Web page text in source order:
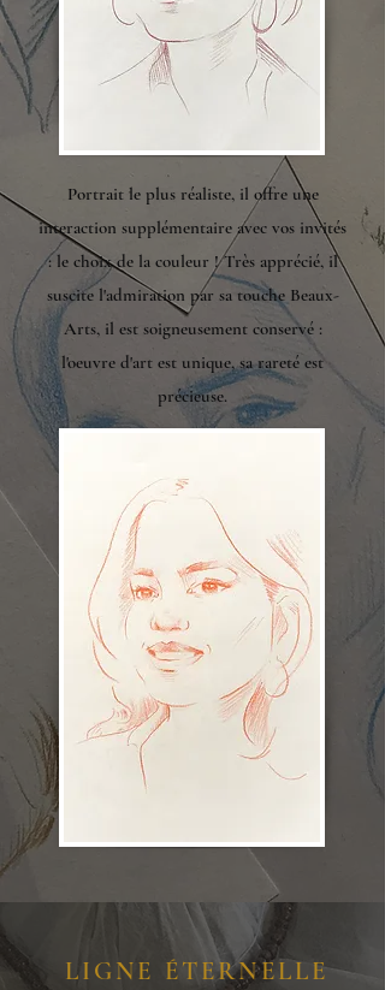
Portrait le plus réaliste, il offre une
interaction supplémentaire avec vos invités
: le choix de la couleur ! Très apprécié, il
suscite l'admiration par sa touche Beaux-
Arts, il est soigneusement conservé :
l'oeuvre d'art est unique, sa rareté est
précieuse.
LIGNE ÉTERNELLE